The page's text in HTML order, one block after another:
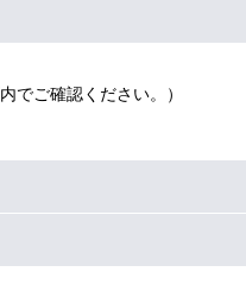
ご確認ください。）